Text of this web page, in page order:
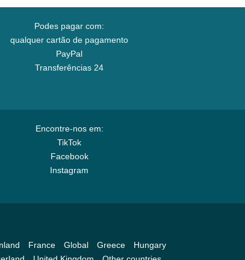
Podes pagar com:
qualquer cartão de pagamento
PayPal
Transferências 24
Encontre-nos em:
TikTok
Facebook
Instagram
France Global Greece
Hungary